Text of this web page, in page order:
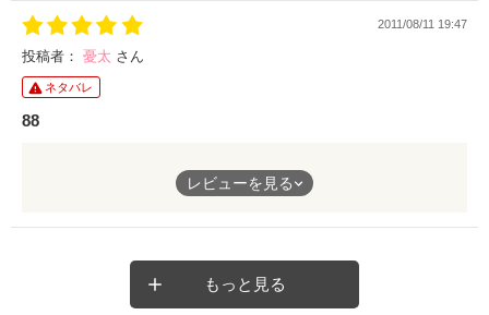
出会って、16年。
「好き」と伝えたら
だから「愛してる」と伝えたら
―…8年後、彼はきっと「愛してる」と言ってくれるだろう。そ
してそれまで俺は、何度だって「愛してる」と伝えよう。
2011/08/11 19:47
投稿者： 憂太 さん
ネタバレ
88
記念すべき8月8日！8にまつわる小説。
レビューを見る
もっと見る